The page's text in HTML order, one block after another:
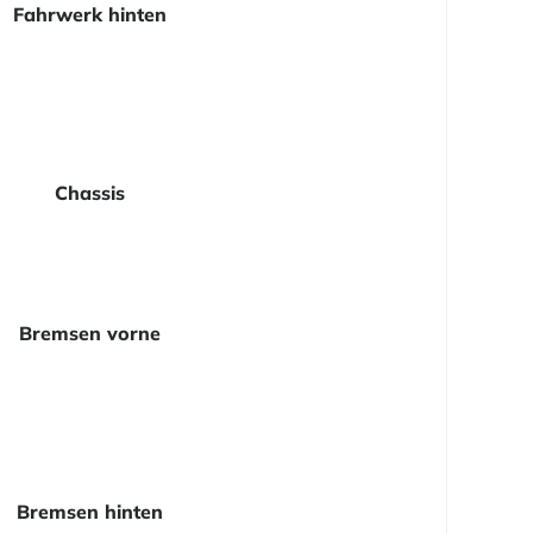
Fahrwerk hinten
Chassis
Bremsen vorne
Bremsen hinten